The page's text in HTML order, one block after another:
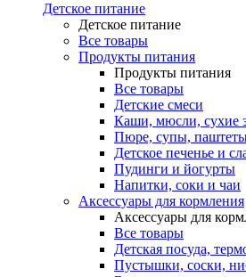
Детское питание
Детское питание
Все товары
Продукты питания
Продукты питания
Все товары
Детские смеси
Каши, мюсли, сухие
Пюре, супы,
Детское печенье и
Пудинги и йогурты
Напитки, соки и чаи
Аксессуары для кормления
Аксессуары для
Все товары
Детская посуда,
Пустышки, соски,